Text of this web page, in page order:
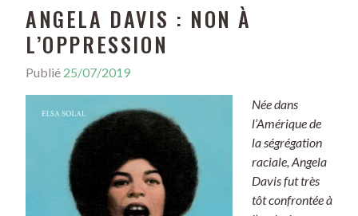
ANGELA DAVIS : NON À
L’OPPRESSION
Publié 25/07/2019
Née dans
l’Amérique de
la ségrégation
raciale, Angela
Davis fut très
tôt confrontée à